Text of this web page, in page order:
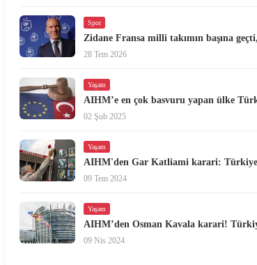
Spor
Zidane Fransa milli takımın başına
28 Tem 2026
Yaşam
AIHM’e en çok basvuru yapan ülke
02 Şub 2025
Yaşam
AIHM'den Gar Katliami karari:
09 Tem 2024
Yaşam
AIHM’den Osman Kavala karari!
09 Nis 2024